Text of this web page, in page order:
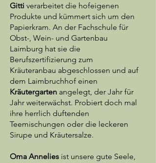
Gitti verarbeitet die hofeigenen
Produkte und kümmert sich um den
Papierkram. An der Fachschule für
Obst-, Wein- und Gartenbau
Laimburg hat sie die
Berufszertifizierung zum
Kräuteranbau abgeschlossen und auf
dem Laimbruchhof einen
Kräutergarten angelegt, der Jahr für
Jahr weiterwächst. Probiert doch mal
ihre herrlich duftenden
Teemischungen oder die leckeren
Sirupe und Kräutersalze.
Oma Annelies ist unsere gute Seele,